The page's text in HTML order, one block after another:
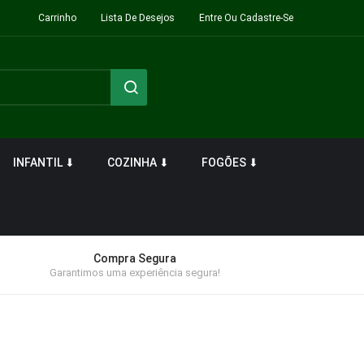
Carrinho Lista De Desejos Entre Ou Cadastre-Se
INFANTIL ⬇ COZINHA ⬇ FOGÕES ⬇
Compra Segura
Garantimos uma experiência segura!